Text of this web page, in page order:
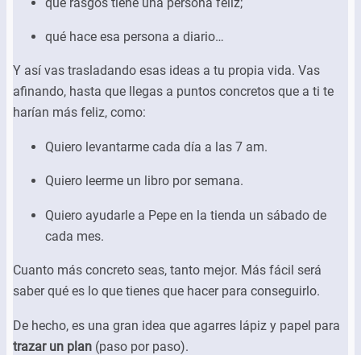
qué hace esa persona a diario…
Y así vas trasladando esas ideas a tu propia vida. Vas
afinando, hasta que llegas a puntos concretos que a ti te
harían más feliz, como:
Quiero levantarme cada día a las 7 am.
Quiero leerme un libro por semana.
Quiero ayudarle a Pepe en la tienda un sábado de
cada mes.
Cuanto más concreto seas, tanto mejor. Más fácil será
saber qué es lo que tienes que hacer para conseguirlo.
De hecho, es una gran idea que agarres lápiz y papel para
trazar un plan (paso por paso).